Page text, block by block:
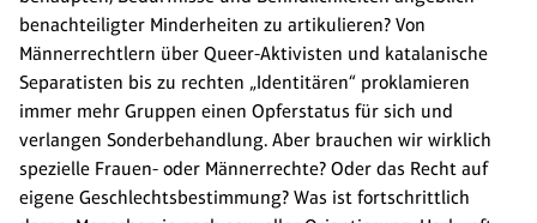
benachteiligter Minderheiten zu artikulieren? Von
Männerrechtlern über Queer-Aktivisten und katalanische
Separatisten bis zu rechten „Identitären“ proklamieren
immer mehr Gruppen einen Opferstatus für sich und
verlangen Sonderbehandlung. Aber brauchen wir wirklich
spezielle Frauen- oder Männerrechte? Oder das Recht auf
eigene Geschlechtsbestimmung? Was ist fortschrittlich